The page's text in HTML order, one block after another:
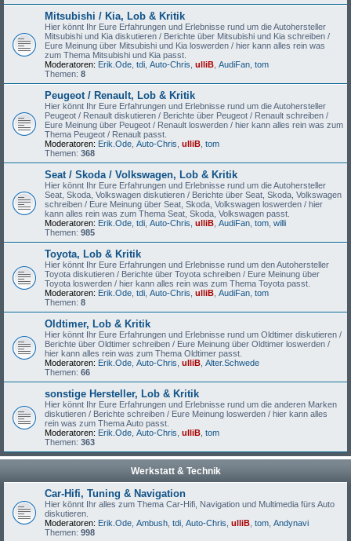
Mitsubishi / Kia, Lob & Kritik
Hier könnt Ihr Eure Erfahrungen und Erlebnisse rund um die Autohersteller
Mitsubishi und Kia diskutieren / Berichte über Mitsubishi und Kia schreiben /
Eure Meinung über Mitsubishi und Kia loswerden / hier kann alles rein was
zum Thema Mitsubishi und Kia passt.
Moderatoren: Erik.Ode tdi Auto-Chris ulliB AudiFan tom
Themen: 8
Peugeot / Renault, Lob & Kritik
Hier könnt Ihr Eure Erfahrungen und Erlebnisse rund um die Autohersteller
Peugeot / Renault diskutieren / Berichte über Peugeot / Renault schreiben /
Eure Meinung über Peugeot / Renault loswerden / hier kann alles rein was zum
Thema Peugeot / Renault passt.
Moderatoren: Erik.Ode Auto-Chris ulliB tom
Themen: 368
Seat / Skoda / Volkswagen, Lob & Kritik
Hier könnt Ihr Eure Erfahrungen und Erlebnisse rund um die Autohersteller
Seat, Skoda, Volkswagen diskutieren / Berichte über Seat, Skoda, Volkswagen
schreiben / Eure Meinung über Seat, Skoda, Volkswagen loswerden / hier
kann alles rein was zum Thema Seat, Skoda, Volkswagen passt.
Moderatoren: Erik.Ode tdi Auto-Chris ulliB AudiFan tom willi
Themen: 985
Toyota, Lob & Kritik
Hier könnt Ihr Eure Erfahrungen und Erlebnisse rund um den Autohersteller
Toyota diskutieren / Berichte über Toyota schreiben / Eure Meinung über
Toyota loswerden / hier kann alles rein was zum Thema Toyota passt.
Moderatoren: Erik.Ode tdi Auto-Chris ulliB AudiFan tom
Themen: 8
Oldtimer, Lob & Kritik
Hier könnt Ihr Eure Erfahrungen und Erlebnisse rund um Oldtimer diskutieren /
Berichte über Oldtimer schreiben / Eure Meinung über Oldtimer loswerden /
hier kann alles rein was zum Thema Oldtimer passt.
Moderatoren: Erik.Ode Auto-Chris ulliB Alter.Schwede
Themen: 66
sonstige Hersteller, Lob & Kritik
Hier könnt Ihr Eure Erfahrungen und Erlebnisse rund um die anderen Marken
diskutieren / Berichte schreiben / Eure Meinung loswerden / hier kann alles
rein was zum Thema Auto passt.
Moderatoren: Erik.Ode Auto-Chris ulliB tom
Themen: 363
Werkstatt & Technik
Car-Hifi, Tuning & Navigation
Hier könnt Ihr alles zum Thema Car-Hifi, Navigation und Multimedia fürs Auto
diskutieren.
Moderatoren: Erik.Ode Ambush tdi Auto-Chris ulliB tom Andynavi
Themen: 998